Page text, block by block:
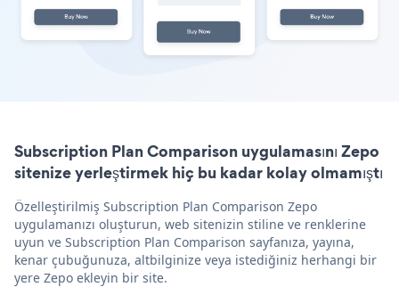
Subscription Plan Comparison uygulamasını Zepo
sitenize yerleştirmek hiç bu kadar kolay olmamıştı
Özelleştirilmiş Subscription Plan Comparison Zepo
uygulamanızı oluşturun, web sitenizin stiline ve renklerine
uyun ve Subscription Plan Comparison sayfanıza, yayına,
kenar çubuğunuza, altbilginize veya istediğiniz herhangi bir
yere Zepo ekleyin bir site.